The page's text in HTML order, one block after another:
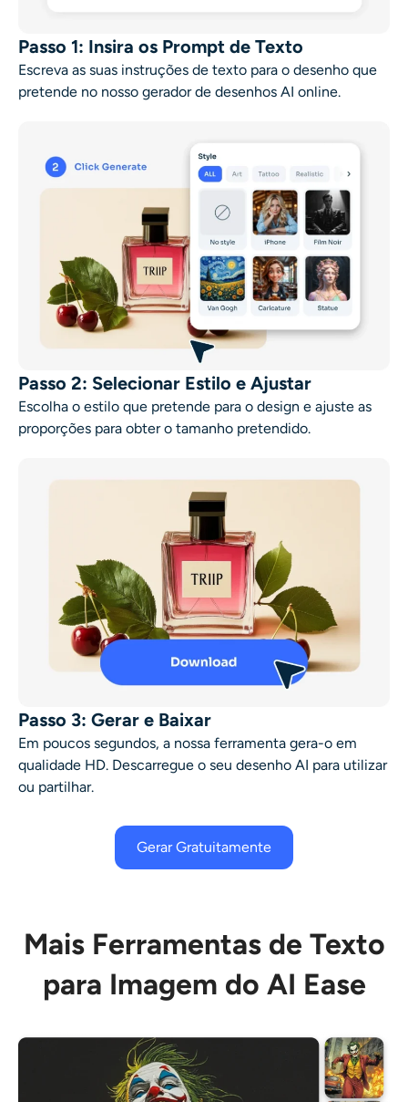
Passo 1: Insira os Prompt de Texto
Escreva as suas instruções de texto para o desenho que
pretende no nosso gerador de desenhos AI online.
Passo 2: Selecionar Estilo e Ajustar
Escolha o estilo que pretende para o design e ajuste as
proporções para obter o tamanho pretendido.
Passo 3: Gerar e Baixar
Em poucos segundos, a nossa ferramenta gera-o em
qualidade HD. Descarregue o seu desenho AI para utilizar
ou partilhar.
Gerar Gratuitamente
Mais Ferramentas de Texto
para Imagem do AI Ease